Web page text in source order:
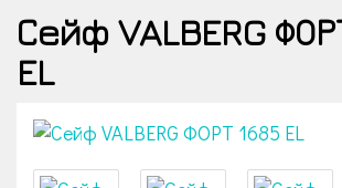
Сейф VALBERG
EL